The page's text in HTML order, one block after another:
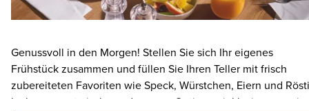
Genussvoll in den Morgen! Stellen Sie sich Ihr eigenes
Frühstück zusammen und füllen Sie Ihren Teller mit frisch
zubereiteten Favoriten wie Speck, Würstchen, Eiern und
leckere vegetarische und vegane Optionen inklusive – sowie